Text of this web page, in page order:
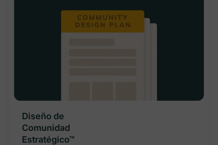
Diseño de
Comunidad
Estratégico™